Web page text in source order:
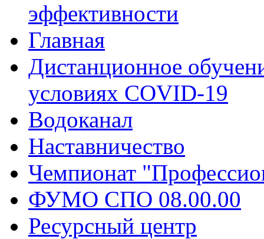
эффективности
Главная
Дистанционное
условиях COVID-19
Водоканал
Наставничество
Чемпионат
ФУМО СПО 08.00.00
Ресурсный центр